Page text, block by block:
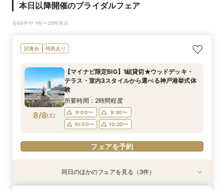
本日以降開催のブライダルフェア
全64件中 1件〜20件表示
試食会 特典あり
8/8(土)
【マイナビ限定BIG】1組貸切★ウッドデッキ・
テラス・室内3スタイルから選べる神戸港挙式体
験
所要時間：2時間程度
9:00〜
9:30〜
10:00〜
10:30〜
フェアを予約
特典あり
特典あり
特典あり同日のほかのフェアを見る（3件）